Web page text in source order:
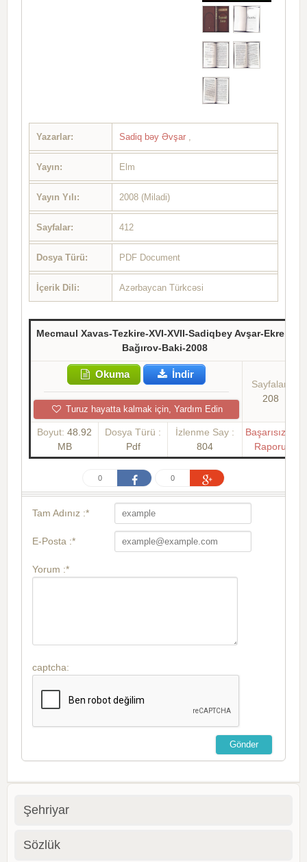
Yazarlar: Sadiq bəy Əvşar
Yayın: Elm
Yayın Yılı: 2008 (Miladi)
Sayfalar: 412
Dosya Türü: PDF Document
İçerik Dili: Azərbaycan Türkcəsi
Mecmaul Xavas-Tezkire-XVI-XVII-Sadiqbey Avşar-Ekrem
Bağırov-Baki-2008
Okuma İndir
Turuz hayatta kalmak için, Yardım Edin
Sayfalar:
208
Boyut: 48.92
MB
Dosya Türü :
Pdf
İzlenme Say :
804
Başarısızlık
Raporu
0 0
Tam Adınız :*
E-Posta :*
Yorum :*
captcha:
Şehriyar
Sözlük